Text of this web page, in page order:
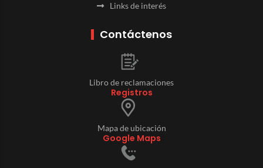
Links de interés
Contáctenos
Libro de reclamaciones
Registros
Mapa de ubicación
Google Maps